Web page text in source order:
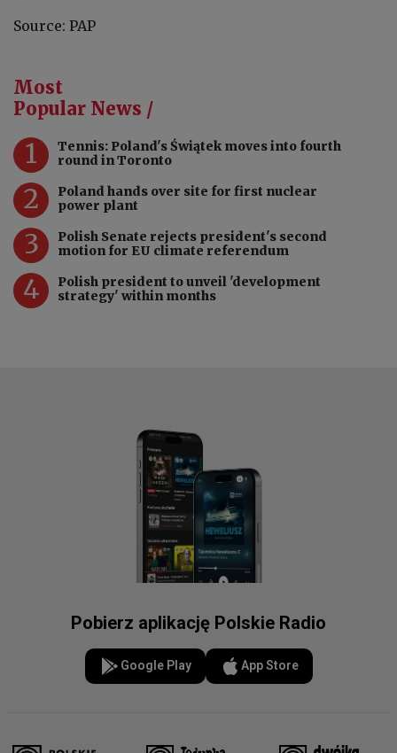
Source: PAP
Most
Popular News /
1
Tennis: Poland's Świątek moves into fourth
round in Toronto
2
Poland hands over site for first nuclear
power plant
3
Polish Senate rejects president's second
motion for EU climate referendum
4
Polish president to unveil 'development
strategy' within months
Pobierz aplikację Polskie Radio
Google Play App Store